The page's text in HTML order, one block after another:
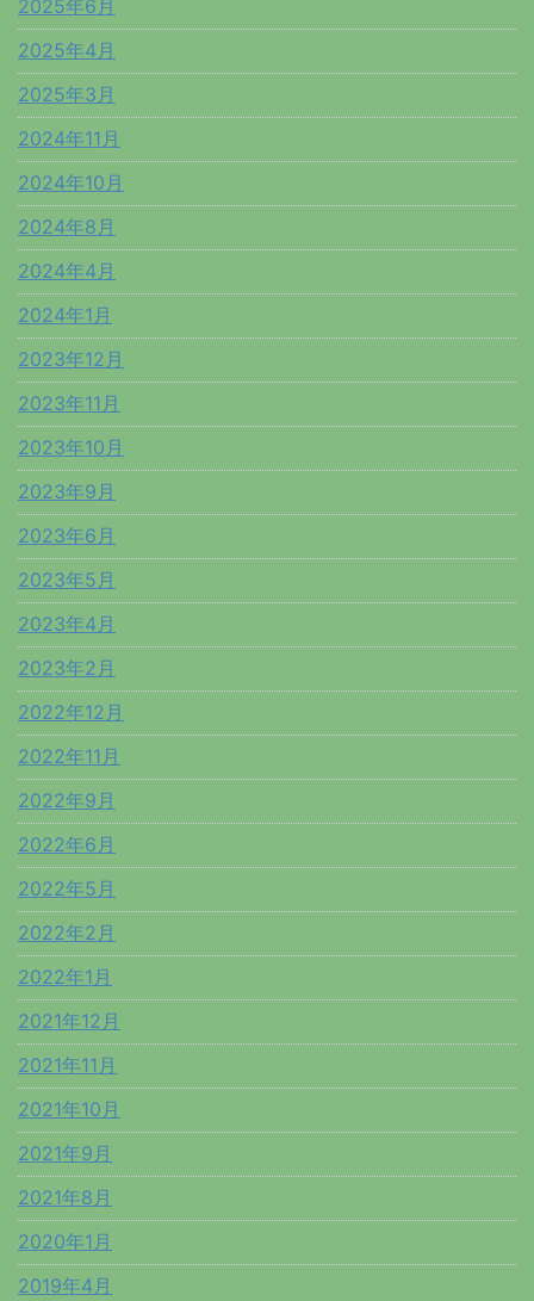
2025年6月
2025年4月
2025年3月
2024年11月
2024年10月
2024年8月
2024年4月
2024年1月
2023年12月
2023年11月
2023年10月
2023年9月
2023年6月
2023年5月
2023年4月
2023年2月
2022年12月
2022年11月
2022年9月
2022年6月
2022年5月
2022年2月
2022年1月
2021年12月
2021年11月
2021年10月
2021年9月
2021年8月
2020年1月
2019年4月